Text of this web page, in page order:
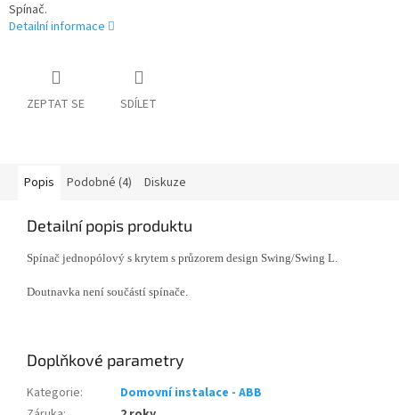
Spínač.
Detailní informace
ZEPTAT SE SDÍLET
Popis Podobné (4) Diskuze
Detailní popis produktu
Spínač jednopólový s krytem s průzorem design Swing/Swing L.
Doutnavka není součástí spínače.
Doplňkové parametry
Kategorie:
Domovní instalace - ABB